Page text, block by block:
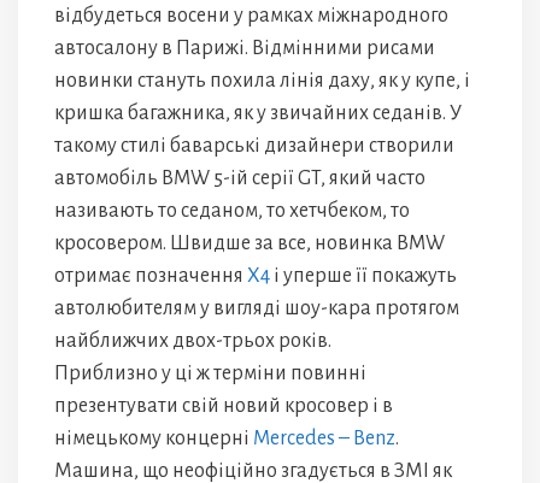
відбудеться восени у рамках міжнародного
автосалону в Парижі. Відмінними рисами
новинки стануть похила лінія даху, як у купе, і
кришка багажника, як у звичайних седанів. У
такому стилі баварські дизайнери створили
автомобіль BMW 5-ій серії GT, який часто
називають то седаном, то хетчбеком, то
кросовером. Швидше за все, новинка BMW
отримає позначення X4 і уперше її покажуть
автолюбителям у вигляді шоу-кара протягом
найближчих двох-трьох років.
Приблизно у ці ж терміни повинні
презентувати свій новий кросовер і в
німецькому концерні Mercedes – Benz.
Машина, що неофіційно згадується в ЗМІ як